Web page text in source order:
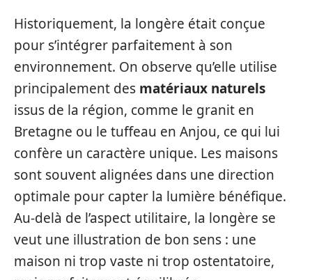
Historiquement, la longère était conçue
pour s’intégrer parfaitement à son
environnement. On observe qu’elle utilise
principalement des matériaux naturels
issus de la région, comme le granit en
Bretagne ou le tuffeau en Anjou, ce qui lui
confère un caractère unique. Les maisons
sont souvent alignées dans une direction
optimale pour capter la lumière bénéfique.
Au-delà de l’aspect utilitaire, la longère se
veut une illustration de bon sens : une
maison ni trop vaste ni trop ostentatoire,